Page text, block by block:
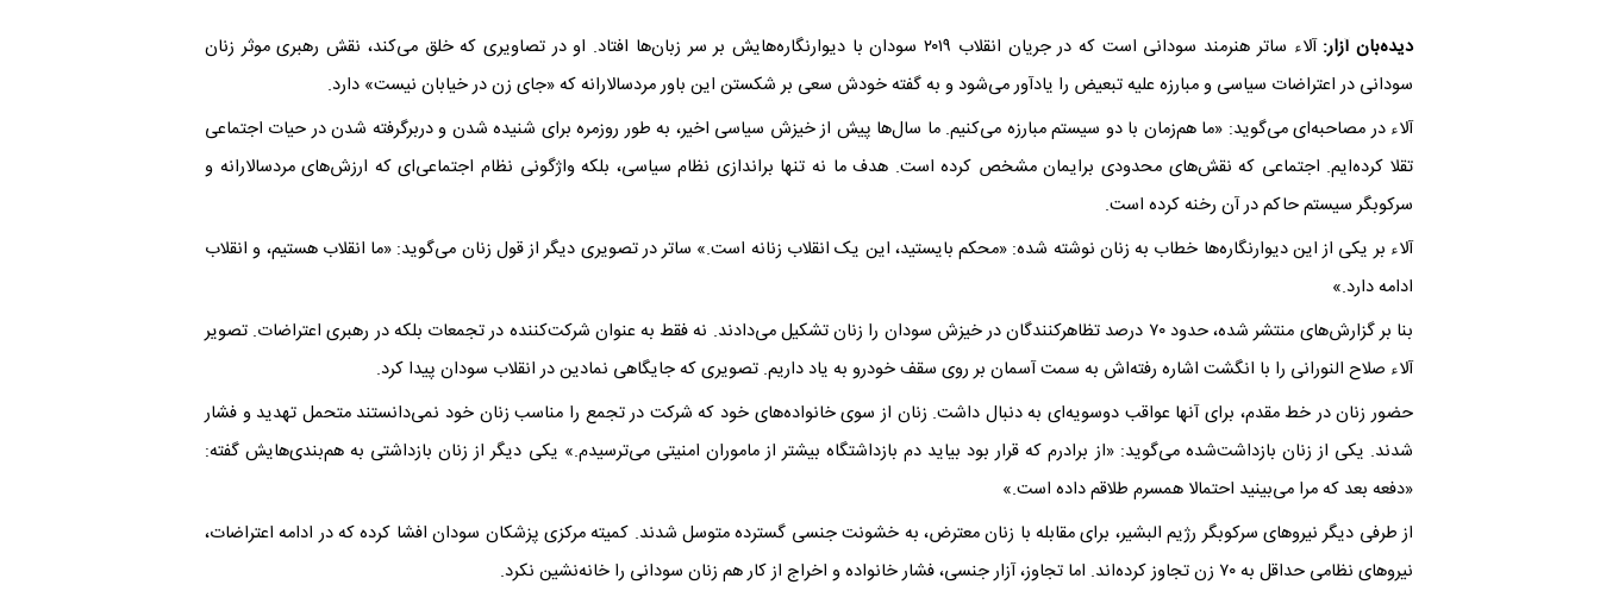
دیده‌بان آزار:
آلاء ساتر هنرمند سودانی است که در جریان انقلاب ۲۰۱۹ سودان با دیوارنگاره‌هایش بر سر زبان‌ها افتاد. او در تصاویری که خلق می‌کند، نقش رهبری موثر زنان
سودانی در اعتراضات سیاسی و مبارزه علیه تبعیض را یادآور می‌شود و به گفته خودش سعی بر شکستن این باور مردسالارانه که «جای زن در خیابان نیست» دارد.
آلاء در مصاحبه‌ای می‌گوید: «ما هم‌‌زمان با دو سیستم مبارزه می‌کنیم. ما سال‌ها پیش از خیزش سیاسی اخیر، به طور روزمره برای شنیده شدن و دربرگرفته شدن در حیات اجتماعی
تقلا کرده‌ایم. اجتماعی که نقش‌های محدودی برایمان مشخص کرده است. هدف ما نه تنها براندازی نظام سیاسی، بلکه واژگونی نظام اجتماعی‌ای که ارزش‌های مردسالارانه و
سرکوبگر سیستم حاکم در آن رخنه کرده است.
آلاء بر یکی از این دیوارنگاره‌ها خطاب به زنان نوشته شده: «محکم بایستید، این یک انقلاب زنانه است.» ساتر در تصویری دیگر از قول زنان می‌گوید: «ما انقلاب هستیم، و انقلاب
ادامه دارد.»
بنا بر گزارش‌های منتشر شده، حدود ۷۰ درصد تظاهرکنندگان در خیزش سودان را زنان تشکیل می‌دادند. نه فقط به عنوان شرکت‌کننده در تجمعات بلکه در رهبری اعتراضات. تصویر
آلاء صلاح‌ النورانی را با انگشت اشاره رفته‌اش به سمت آسمان بر روی سقف خودرو به یاد داریم. تصویری که جایگاهی نمادین در انقلاب سودان پیدا کرد.
حضور زنان در خط مقدم، برای آنها عواقب دوسویه‌ای به دنبال داشت. زنان از سوی خانواده‌های خود که شرکت در تجمع را مناسب زنان خود نمی‌دانستند متحمل تهدید و فشار
شدند. یکی از زنان بازداشت‌شده می‌گوید: «از برادرم که قرار بود بیاید دم بازداشتگاه بیشتر از ماموران امنیتی می‌ترسیدم.» یکی دیگر از زنان بازداشتی به هم‌بندی‌هایش گفته:
«دفعه بعد که مرا می‌بینید احتمالا همسرم طلاقم داده است.»
از طرفی دیگر نیروهای سرکوبگر رژیم البشیر، برای مقابله با زنان معترض، به خشونت جنسی گسترده متوسل شدند. کمیته مرکزی پزشکان سودان افشا کرده که در ادامه اعتراضات،
نیروهای نظامی حداقل به ۷۰ زن تجاوز کرده‌اند. اما تجاوز، آزار جنسی، فشار خانواده و اخراج از کار هم زنان سودانی را خانه‌نشین نکرد.